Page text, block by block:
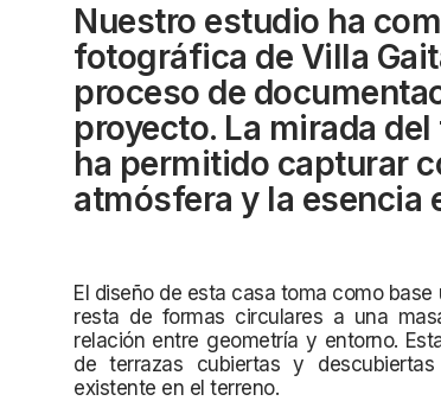
Nuestro estudio ha
fotográfica de Villa
proceso de
proyecto. La mirada
ha permitido capturar
atmósfera y la esencia
El diseño de esta casa toma como
resta de formas circulares a una
relación entre geometría y entorno.
de terrazas cubiertas y
existente en el terreno.